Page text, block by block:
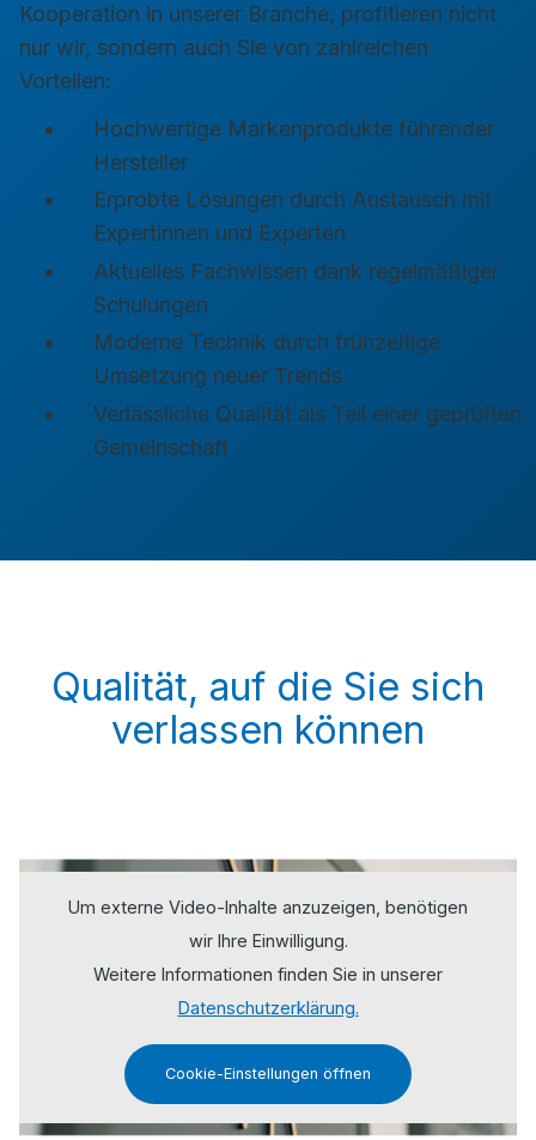
Kooperation in unserer Branche, profitieren nicht
nur wir, sondern auch Sie von zahlreichen
Vorteilen:
Hochwertige Markenprodukte führender
Hersteller
Erprobte Lösungen durch Austausch mit
Expertinnen und Experten
Aktuelles Fachwissen dank regelmäßiger
Schulungen
Moderne Technik durch frühzeitige
Umsetzung neuer Trends
Verlässliche Qualität als Teil einer geprüften
Gemeinschaft
Qualität, auf die Sie sich
verlassen können
Um externe Video-Inhalte anzuzeigen, benötigen
wir Ihre Einwilligung.
Weitere Informationen finden Sie in unserer
Datenschutzerklärung.
Cookie-Einstellungen öffnen